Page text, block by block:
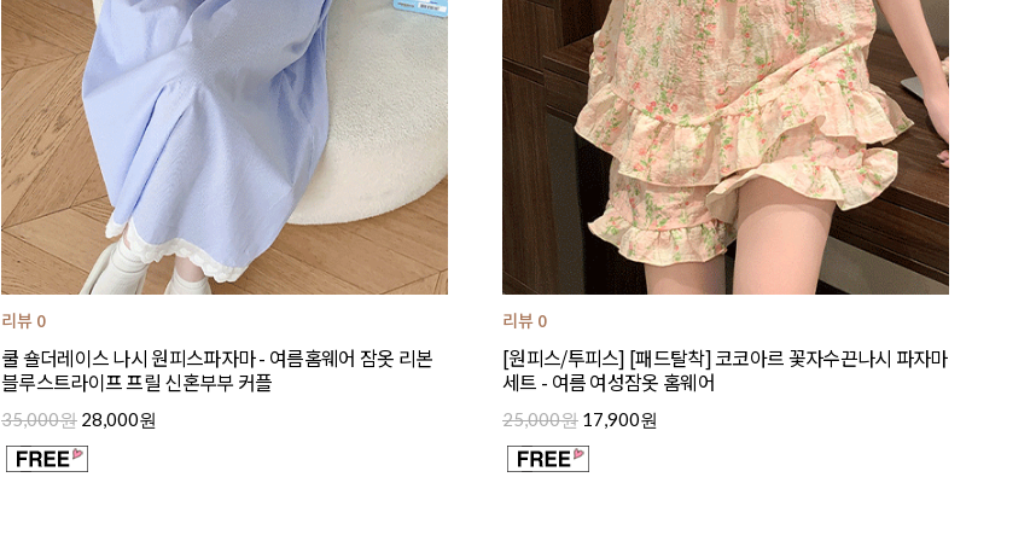
리뷰 0
쿨 숄더레이스 나시 원피스파자마 - 여름홈웨어 잠옷 리본
블루스트라이프 프릴 신혼부부 커플
35,000원 28,000원
리뷰 0
[원피스/투피스] [패드탈착] 코코아르 꽃자수끈나시 파자마
세트 - 여름 여성잠옷 홈웨어
25,000원 17,900원